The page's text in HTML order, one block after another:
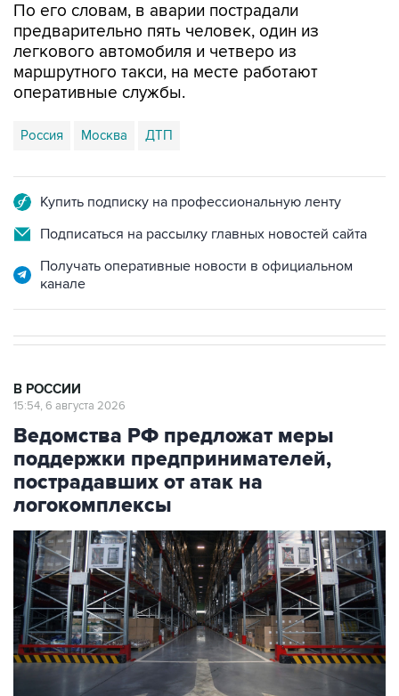
По его словам, в аварии пострадали
предварительно пять человек, один из
легкового автомобиля и четверо из
маршрутного такси, на месте работают
оперативные службы.
Россия Москва ДТП
Купить подписку на профессиональную ленту
Подписаться на рассылку главных новостей сайта
Получать оперативные новости в официальном
канале
В РОССИИ
15:54, 6 августа 2026
Ведомства РФ предложат меры
поддержки предпринимателей,
пострадавших от атак на
логокомплексы